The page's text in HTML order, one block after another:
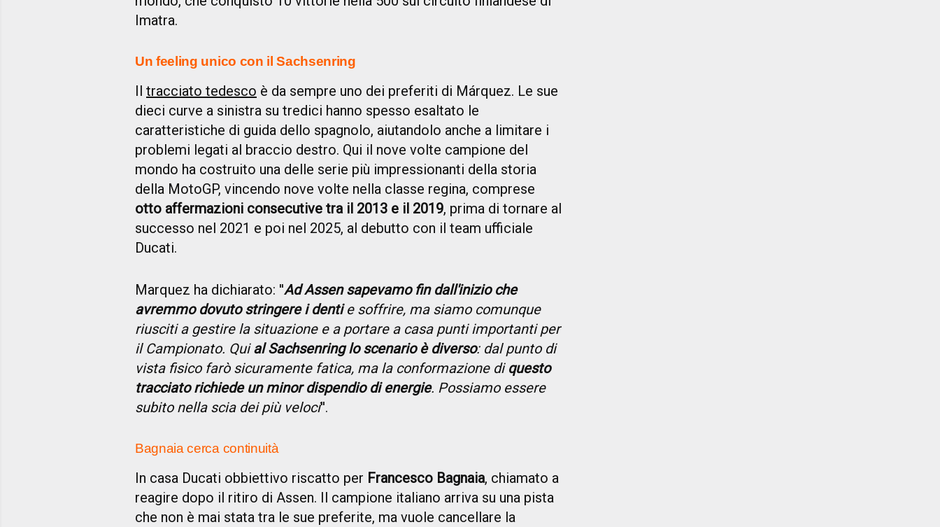
Imatra.
Un feeling unico con il Sachsenring
Il tracciato tedesco è da sempre uno dei preferiti di Márquez. Le sue
dieci curve a sinistra su tredici hanno spesso esaltato le
caratteristiche di guida dello spagnolo, aiutandolo anche a limitare i
problemi legati al braccio destro. Qui il nove volte campione del
mondo ha costruito una delle serie più impressionanti della storia
della MotoGP, vincendo nove volte nella classe regina, comprese
otto affermazioni consecutive tra il 2013 e il 2019, prima di tornare al
successo nel 2021 e poi nel 2025, al debutto con il team ufficiale
Ducati.
Marquez ha dichiarato: ''Ad Assen sapevamo fin dall'inizio che
avremmo dovuto stringere i dentie soffrire, ma siamo comunque
riusciti a gestire la situazione e a portare a casa punti importanti per
il Campionato. Quial Sachsenring lo scenario è diverso: dal punto di
vista fisico farò sicuramente fatica, ma la conformazione di questo
tracciato richiede un minor dispendio di energie. Possiamo essere
subito nella scia dei più veloci''.
Bagnaia cerca continuità
In casa Ducati obbiettivo riscatto per Francesco Bagnaia, chiamato a
reagire dopo il ritiro di Assen. Il campione italiano arriva su una pista
che non è mai stata tra le sue preferite, ma vuole cancellare la